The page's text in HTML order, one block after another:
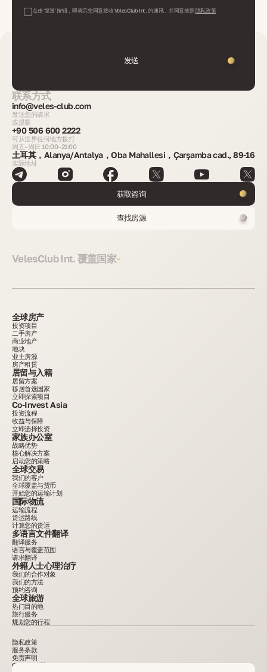
点击 '发送' 按钮，即表示您同意接收 VelesClub Int. 的通讯，并同意按照隐私政策
发送
联系方式
info@veles-club.com
发送您的请求
或提案
+90 506 600 2222
可从世界任何地方拨打
周五–周日 10:00–21:00
土耳其，Alanya/Antalya，Oba Mahallesi，Çarşamba cad., 89-16
实际地址
获取咨询
查找房源
VelesClub Int. 覆盖国家
全球房产
投资项目
二手房产
商业地产
地块
业主房源
房产租赁
居留与入籍
居留方案
移居首选国家
立即探索项目
Co-Invest Asia
投资流程
收益与保障
立即选择投资
家族办公室
战略优势
核心解决方案
启动您的策略
全球交易
我们的客户
全球覆盖与货币
开始您的运输计划
国际物流
运输流程
货运路线
计算您的货运
多语言文件翻译
翻译服务
语言与覆盖范围
请求翻译
外籍人士心理治疗
我们的合作对象
我们的方法
预约咨询
全球旅游
热门目的地
旅行服务
规划您的行程
隐私政策
服务条款
免责声明
Cookie 政策